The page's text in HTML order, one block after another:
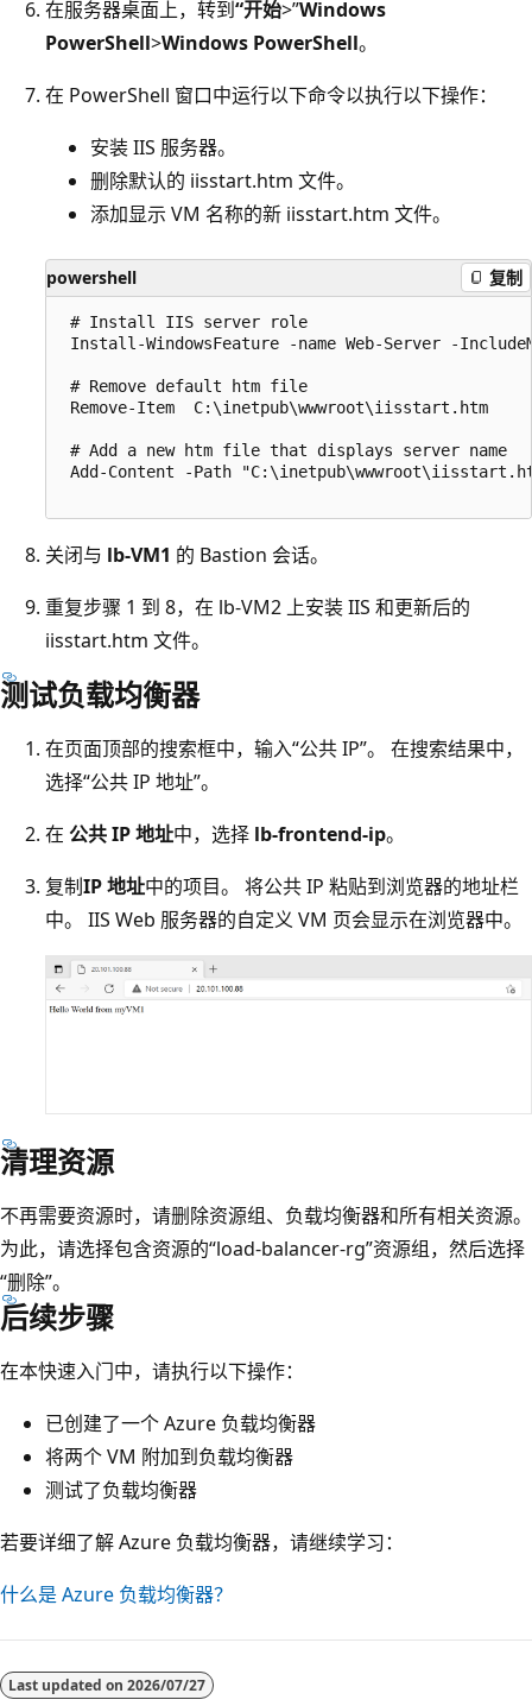
在服务器桌面上，转到“开始>”Windows
PowerShell>Windows PowerShell。
在 PowerShell 窗口中运行以下命令以执行以下操作：
安装 IIS 服务器。
删除默认的 iisstart.htm 文件。
添加显示 VM 名称的新 iisstart.htm 文件。
powershell 复制
# Install IIS server role
Install-WindowsFeature -name Web-Server -
# Remove default htm file
Remove-Item  C:\inetpub\wwwroot\iisstart.htm
# Add a new htm file that displays server name
Add-Content -Path
关闭与 lb-VM1 的 Bastion 会话。
重复步骤 1 到 8，在 lb-VM2 上安装 IIS 和更新后的
iisstart.htm 文件。
测试负载均衡器
在页面顶部的搜索框中，输入“公共 IP”。 在搜索结果中，
选择“公共 IP 地址”。
在 公共 IP 地址中，选择 lb-frontend-ip。
复制IP 地址中的项目。 将公共 IP 粘贴到浏览器的地址栏
中。 IIS Web 服务器的自定义 VM 页会显示在浏览器中。
清理资源
不再需要资源时，请删除资源组、负载均衡器和所有相关资源。
为此，请选择包含资源的“load-balancer-rg”资源组，然后选择
“删除”。
后续步骤
在本快速入门中，请执行以下操作：
已创建了一个 Azure 负载均衡器
将两个 VM 附加到负载均衡器
测试了负载均衡器
若要详细了解 Azure 负载均衡器，请继续学习：
什么是 Azure 负载均衡器？
Last updated on 2026/07/27